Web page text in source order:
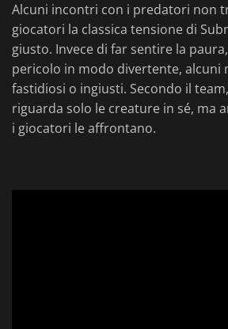
Alcuni incontri con i predatori non
giocatori la classica tensione di
giusto. Invece di far sentire la
pericolo in modo divertente, alcuni
fastidiosi o ingiusti. Secondo il
riguarda solo le creature in sé, ma
i giocatori le affrontano.